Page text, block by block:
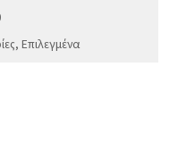
,Επιλεγμένα